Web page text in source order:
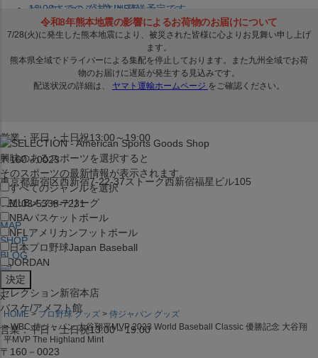
セレクション公式LINE@
営業：平日・土日祝13:00～19:00
〒160－0023
東京都新宿区西新宿7-22-37ストーク西新宿福星ビル105
TEL:03-5338-7231
MAP
SHOP
BLOG
セレクション新宿本店
バスケ/アメフト館
営業：平日・土日祝13:00～19:00
〒160－0023
12:00までのご注文は発送予定です。
在庫品は 1-3営業日内で発送!! ※お取寄せ商品は対象外
興味のあるスポーツを選択すると
そのスポーツの最新情報が表示されます。
すべてのジャンルを選択
MLBメジャーリーグ
NBAバスケットボール
NFL アメリカンフットボール
日本プロ野球Japan Baseball
JORDAN
x
HOME プロ野球 グッズ
侍ジャパン グッズ
WBC 侍ジャパン 大谷翔平MVP 2023 World Baseball Classic 優勝記念 大谷翔
平MVP The Highland Mint